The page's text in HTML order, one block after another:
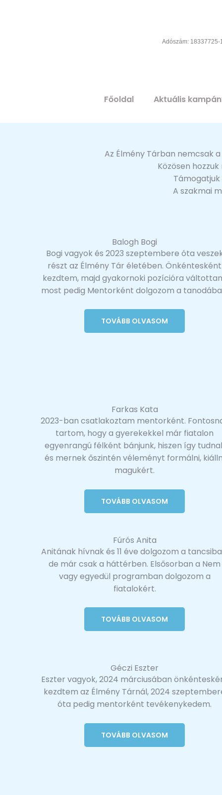
Adószám:
Főoldal Aktuális
Az Élmény Tárban nemcsak
Közösen
A szakmai
Balogh Bogi
Bogi vagyok és 2023 szeptembere óta
részt az Élmény Tár életében. Önkéntesként
kezdtem, majd gyakornoki pozícióra
most pedig Mentorként dolgozom a
TOVÁBB OLVASOM
Farkas Kata
2023-ban csatlakoztam mentorként.
tartom, hogy a gyerekekkel már fiatalon
egyenrangú félként bánjunk, hiszen így
és mernek őszintén véleményt formálni,
magukért.
TOVÁBB OLVASOM
Fúrós Anita
Anitának hívnak és 11 éve dolgozom a
de már csak a háttérben. Elsősorban a Nem
vagy egyedül programban dolgozom a
fiatalokért.
TOVÁBB OLVASOM
Géczi Eszter
Eszter vagyok, 2024 márciusában
kezdtem az Élmény Tárnál, 2024
óta pedig mentorként tevékenykedem.
TOVÁBB OLVASOM